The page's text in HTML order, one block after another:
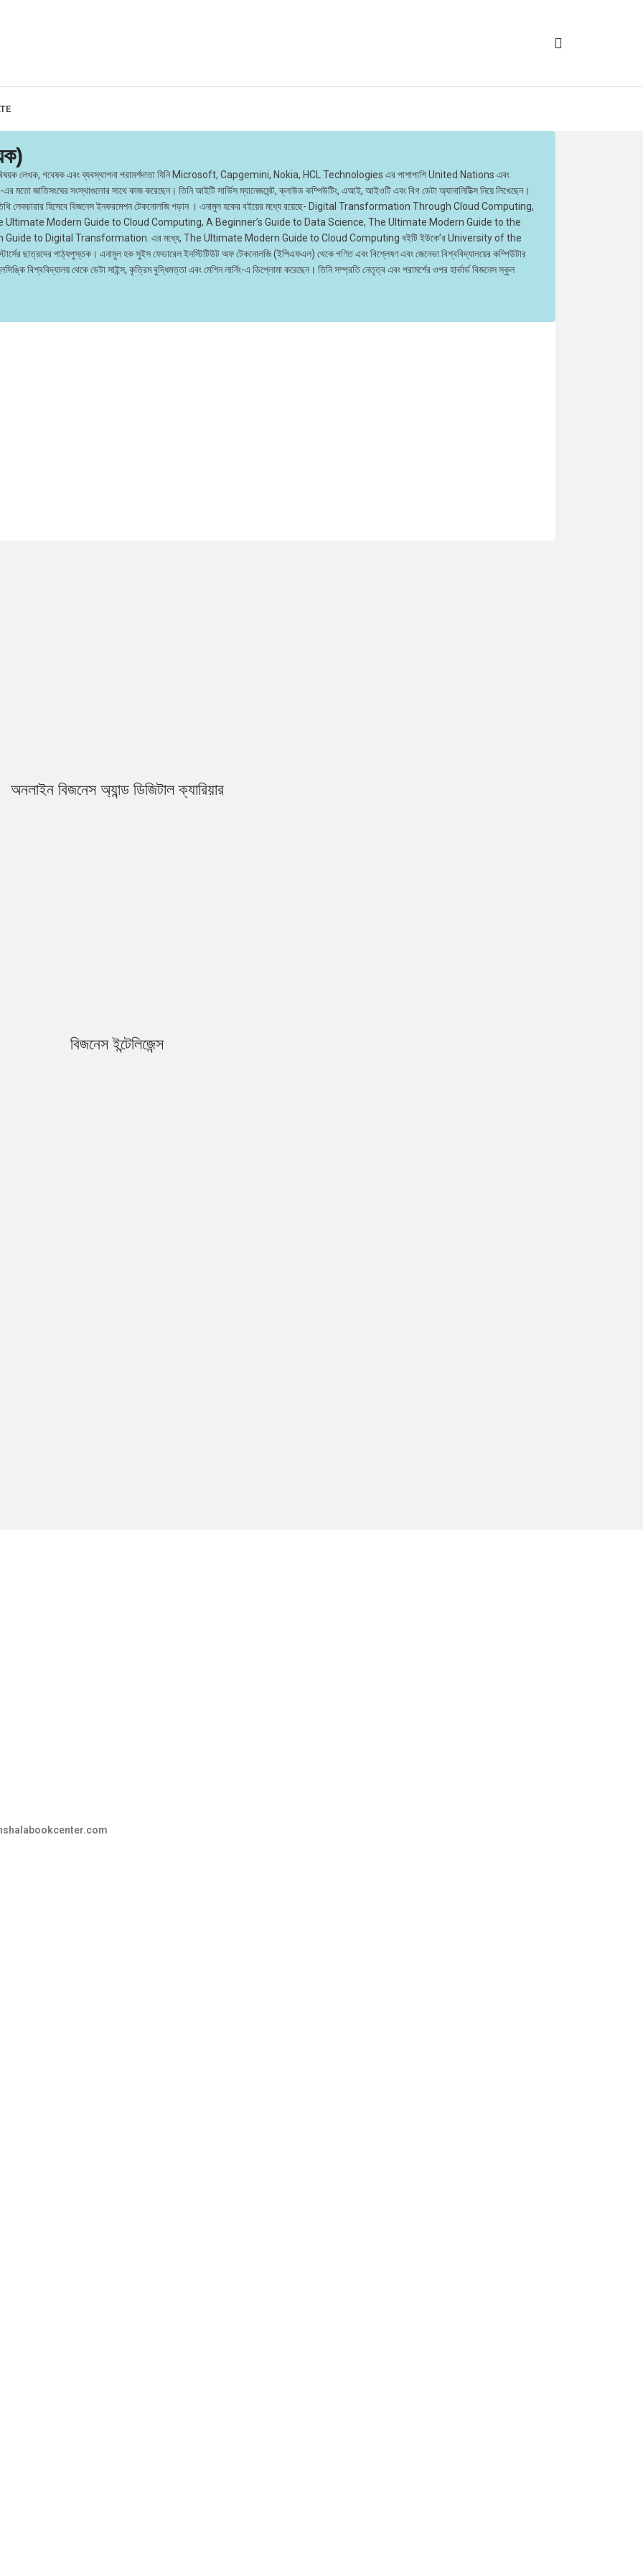
লেখক, গবেষক এবং ব্যবস্থাপনা পরামর্শদাতা যিনি Microsoft, Capgemini, Nokia, HCL Technologies এর পাশাপাশি United Nations এবং
সংস্থাগুলোর সাথে কাজ করেছেন। তিনি আইটি সার্ভিস ম্যানেজমেন্ট, ক্লাউড কম্পিউটিং, এআই, আইওটি এবং বিগ ডেটা অ্যানালিটিক্স নিয়ে লিখেছেন।
অতিথি লেকচারার হিসেবে বিজনেস ইনফরমেশন টেকনোলজি পড়ান । এনামুল হকের বইয়ের মধ্যে রয়েছে- Digital Transformation Through Cloud Computing,
Modern Guide to Cloud Computing, A Beginner’s Guide to Data Science, The Ultimate Modern Guide to the
to Digital Transformation. এর মধ্যে, The Ultimate Modern Guide to Cloud Computing বইটি ইউকে’র University of the
ছাত্রদের পাঠ্যপুস্তক। এনামুল হক সুইস ফেডারেল ইনস্টিটিউট অফ টেকনোলজি (ইপিএফএল) থেকে গণিত এবং বিশ্লেষণ এবং জেনেভা বিশ্ববিদ্যালয়ের কম্পিউটার
বিশ্ববিদ্যালয় থেকে ডেটা সাইন্স, কৃত্রিম বুদ্ধিমত্তা এবং মেশিন লার্নিং-এ ডিপ্লোমা করেছেন। তিনি সম্প্রতি নেতৃত্ব এবং পরামর্শের ওপর হার্ভার্ড বিজনেস স্কুল
অনলাইন বিজনেস অ্যান্ড ডিজিটাল ক্যারিয়ার
বিজনেস ইন্টেলিজেন্স